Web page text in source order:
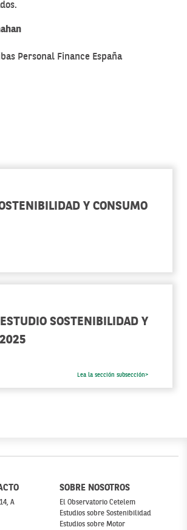
Personal Finance España
Y CONSUMO
SOSTENIBILIDAD Y
Lea la sección subsección>
A
SOBRE NOSOTROS
El Observatorio Cetelem
Estudios sobre Sostenibilidad
Estudios sobre Motor